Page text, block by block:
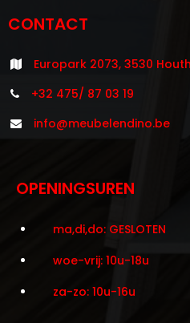
CONTACT
Europark 2073, 3530
+32 475/ 87 03 19
info@meubelendino.be
OPENINGSUREN
ma,di,do: GESLOTEN
woe-vrij: 10u-18u
za-zo: 10u-16u